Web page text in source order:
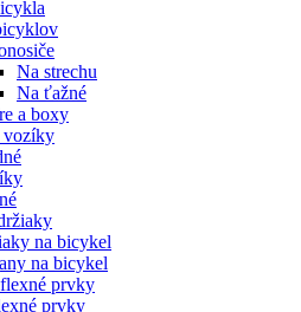
Na strechu
Na ťažné
a boxy
vozíky
na bicykel
na bicykel
prvky
prvky